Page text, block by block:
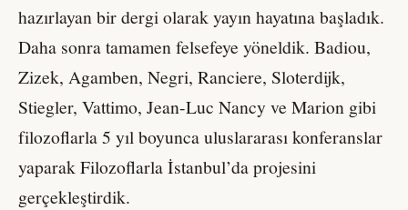
hazırlayan bir dergi olarak yayın hayatına başladık.
Daha sonra tamamen felsefeye yöneldik. Badiou,
Zizek, Agamben, Negri, Ranciere, Sloterdijk,
Stiegler, Vattimo, Jean-Luc Nancy ve Marion gibi
filozoflarla 5 yıl boyunca uluslararası konferanslar
yaparak Filozoflarla İstanbul’da projesini
gerçekleştirdik.